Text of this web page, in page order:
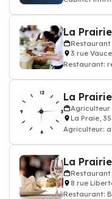
La Prairie
Restaurant
3 rue
Restaurant:
La Prairie
Agriculteur
La Praie,
Agriculteur:
La Prairie
Restaurant
8 rue
Restaurant: